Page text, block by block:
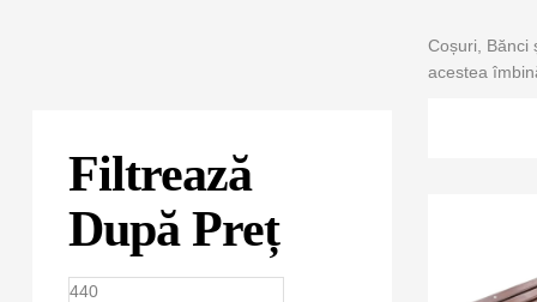
Filtrează
După Preț
Preț
Coșuri, Bănci
acestea